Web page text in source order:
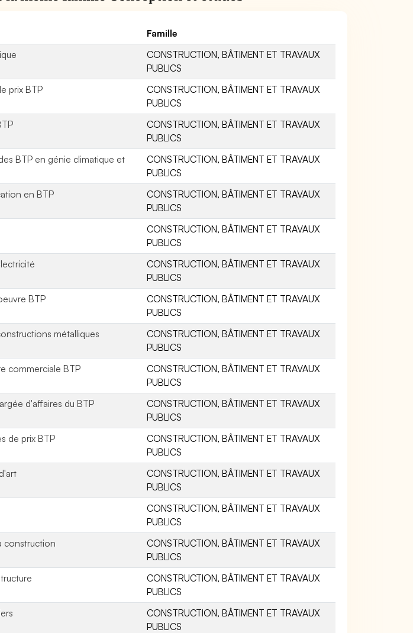
Famille
CONSTRUCTION, BÂTIMENT ET TRAVAUX
PUBLICS
prix BTP
CONSTRUCTION, BÂTIMENT ET TRAVAUX
PUBLICS
CONSTRUCTION, BÂTIMENT ET TRAVAUX
PUBLICS
BTP en génie climatique et
CONSTRUCTION, BÂTIMENT ET TRAVAUX
PUBLICS
en BTP
CONSTRUCTION, BÂTIMENT ET TRAVAUX
PUBLICS
CONSTRUCTION, BÂTIMENT ET TRAVAUX
PUBLICS
CONSTRUCTION, BÂTIMENT ET TRAVAUX
PUBLICS
BTP
CONSTRUCTION, BÂTIMENT ET TRAVAUX
PUBLICS
métalliques
CONSTRUCTION, BÂTIMENT ET TRAVAUX
PUBLICS
commerciale BTP
CONSTRUCTION, BÂTIMENT ET TRAVAUX
PUBLICS
d'affaires du BTP
CONSTRUCTION, BÂTIMENT ET TRAVAUX
PUBLICS
de prix BTP
CONSTRUCTION, BÂTIMENT ET TRAVAUX
PUBLICS
CONSTRUCTION, BÂTIMENT ET TRAVAUX
PUBLICS
CONSTRUCTION, BÂTIMENT ET TRAVAUX
PUBLICS
construction
CONSTRUCTION, BÂTIMENT ET TRAVAUX
PUBLICS
CONSTRUCTION, BÂTIMENT ET TRAVAUX
PUBLICS
CONSTRUCTION, BÂTIMENT ET TRAVAUX
PUBLICS